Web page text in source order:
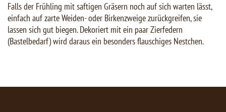
Falls der Frühling mit saftigen Gräsern noch auf sich warten lässt,
einfach auf zarte Weiden- oder Birkenzweige zurückgreifen, sie
lassen sich gut biegen. Dekoriert mit ein paar Zierfedern
(Bastelbedarf) wird daraus ein besonders flauschiges Nestchen.